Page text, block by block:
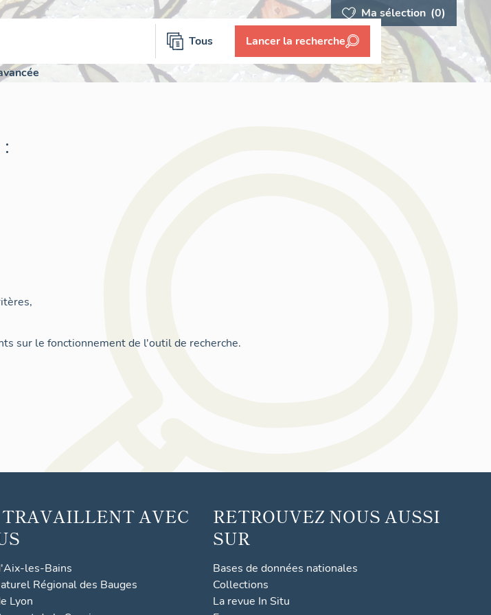
Ma sélection (0)
Tous Lancer la recherche
sur le fonctionnement de l'outil de recherche.
AVEC
les-Bains
Régional des Bauges
Lyon
RETROUVEZ NOUS AUSSI
SUR
Bases de données nationales
Collections
La revue In Situ